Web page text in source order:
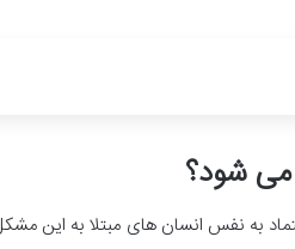
شود؟
به نفس انسان های مبتلا به این